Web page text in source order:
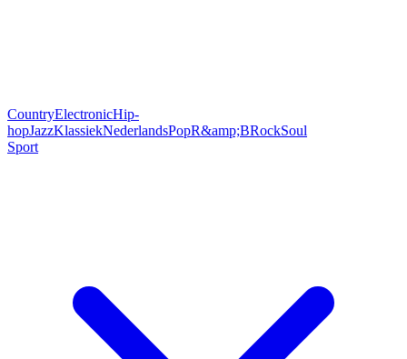
CountryElectronicHip-
hopJazzKlassiekNederlandsPopR&amp;BRockSoul
Sport